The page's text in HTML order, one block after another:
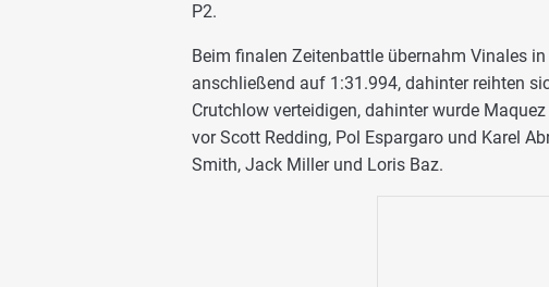
P2.
Beim finalen Zeitenbattle übernahm Vinales
anschließend auf 1:31.994, dahinter reihten
Crutchlow verteidigen, dahinter wurde
vor Scott Redding, Pol Espargaro und Karel
Smith, Jack Miller und Loris Baz.